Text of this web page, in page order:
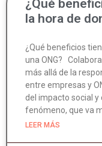
¿Qué
la hora de
¿Qué beneficios
una ONG?
más allá de la
entre empresas y
del impacto social
fenómeno, que va
LEER MÁS